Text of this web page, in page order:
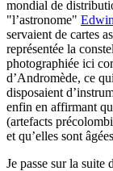
mondial de
"l’astronome"
servaient de cartes
représentée la
photographiée ici
d’Andromède, ce
disposaient
enfin en affirmant
(artefacts
et qu’elles sont
Je passe sur la suite